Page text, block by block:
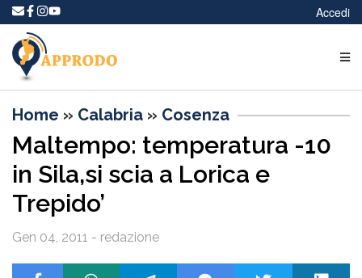
Accedi
Home » Calabria » Cosenza
Maltempo: temperatura -10
in Sila,si scia a Lorica e
Trepido’
Gen 04, 2011 - redazione